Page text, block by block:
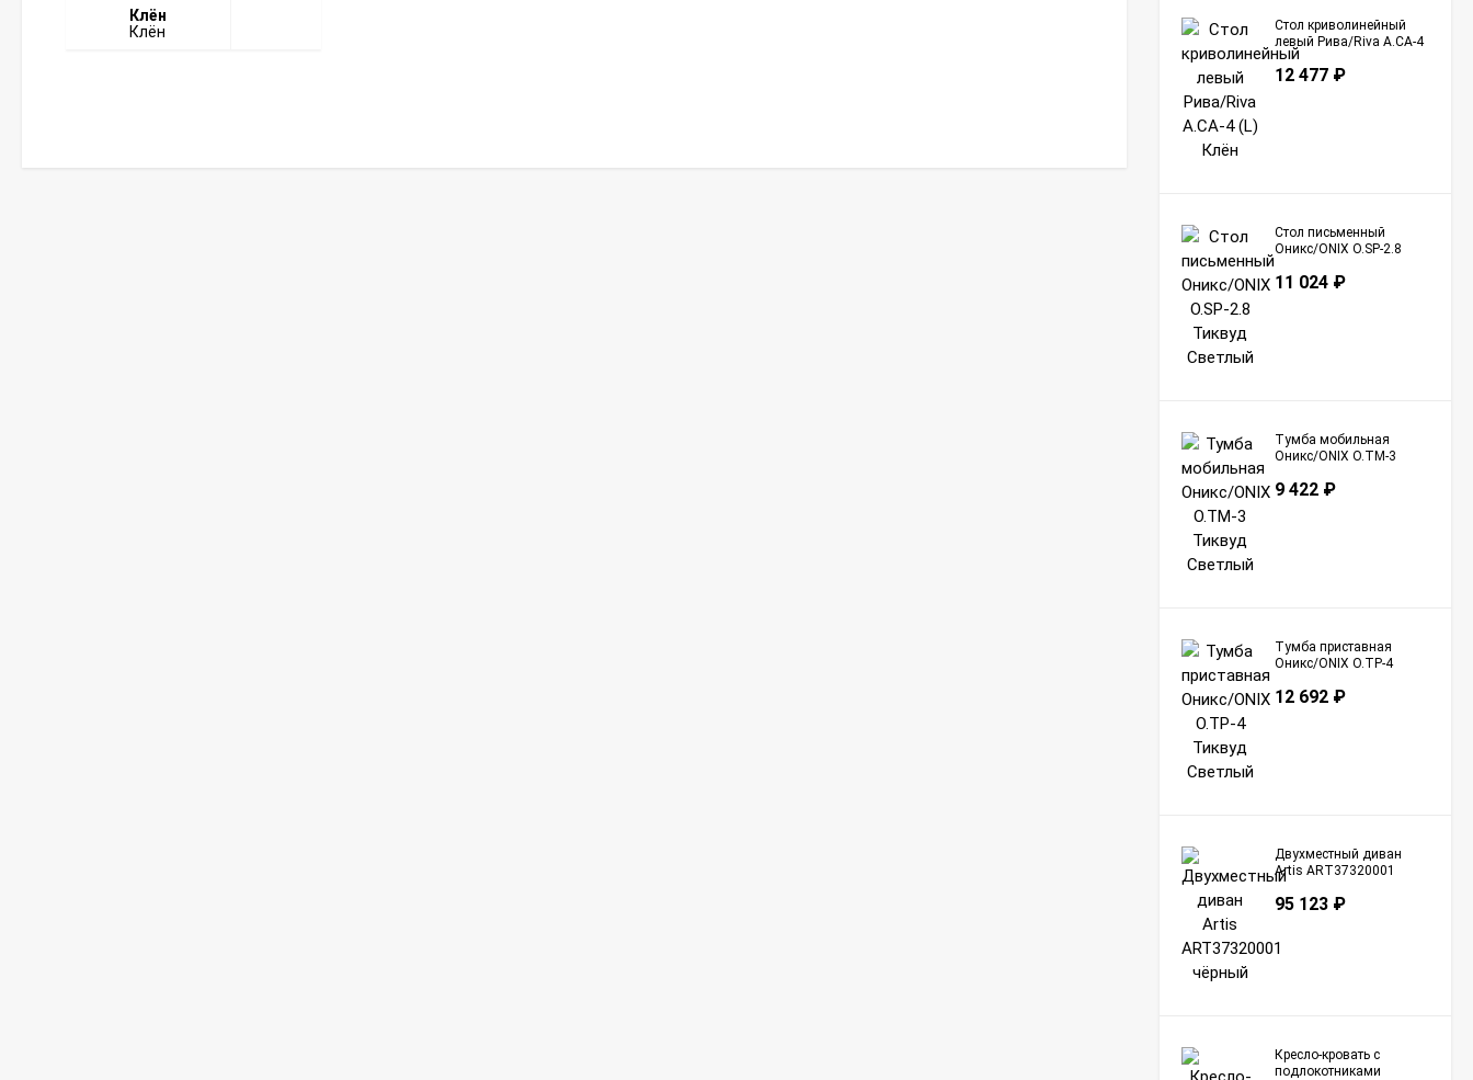
Клён
Стол криволинейный
левый Рива/Riva А.СА-4
(L) Клён
12 477 ₽
Стол письменный
Оникс/ONIX O.SP-2.8
11 024 ₽
Тумба мобильная
Оникс/ONIX O.TM-3
9 422 ₽
Тумба приставная
Оникс/ONIX O.TP-4
12 692 ₽
Двухместный диван
Artis ART37320001
95 123 ₽
Кресло-кровать с
подлокотниками